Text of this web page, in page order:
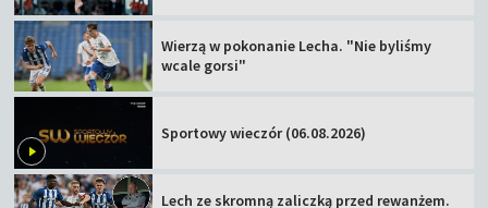
Wierzą w pokonanie Lecha. "Nie byliśmy
wcale gorsi"
Sportowy wieczór (06.08.2026)
Lech ze skromną zaliczką przed rewanżem.